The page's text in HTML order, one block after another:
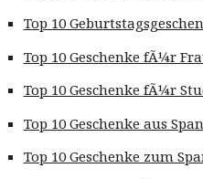
Top 10
Top 10 Geschenke fÃ¼r
Top 10 Geschenke fÃ¼r
Top 10 Geschenke aus
Top 10 Geschenke zum